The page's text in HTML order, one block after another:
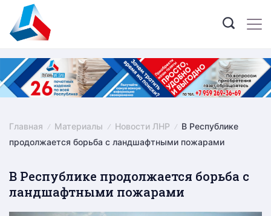
content
Главная Материалы Новости ЛНР
В Республике
продолжается борьба с ландшафтными пожарами
В Республике продолжается борьба с
ландшафтными пожарами